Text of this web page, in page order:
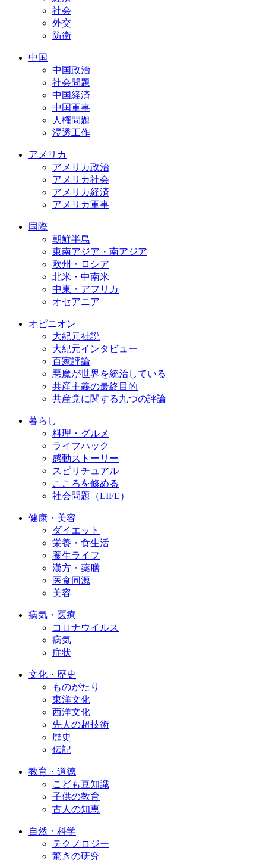
社会
外交
防衛
中国
中国政治
社会問題
中国経済
中国軍事
人権問題
浸透工作
アメリカ
アメリカ政治
アメリカ社会
アメリカ経済
アメリカ軍事
国際
朝鮮半島
東南アジア・南アジア
欧州・ロシア
北米・中南米
中東・アフリカ
オセアニア
オピニオン
大紀元社説
大紀元インタビュー
百家評論
悪魔が世界を統治している
共産主義の最終目的
共産党に関する九つの評論
暮らし
料理・グルメ
ライフハック
感動ストーリー
スピリチュアル
こころを修める
社会問題（LIFE）
健康・美容
ダイエット
栄養・食生活
養生ライフ
漢方・薬膳
医食同源
美容
病気・医療
コロナウイルス
病気
症状
文化・歴史
ものがたり
東洋文化
西洋文化
先人の超技術
歴史
伝記
教育・道徳
こども豆知識
子供の教育
古人の知恵
自然・科学
テクノロジー
驚きの研究